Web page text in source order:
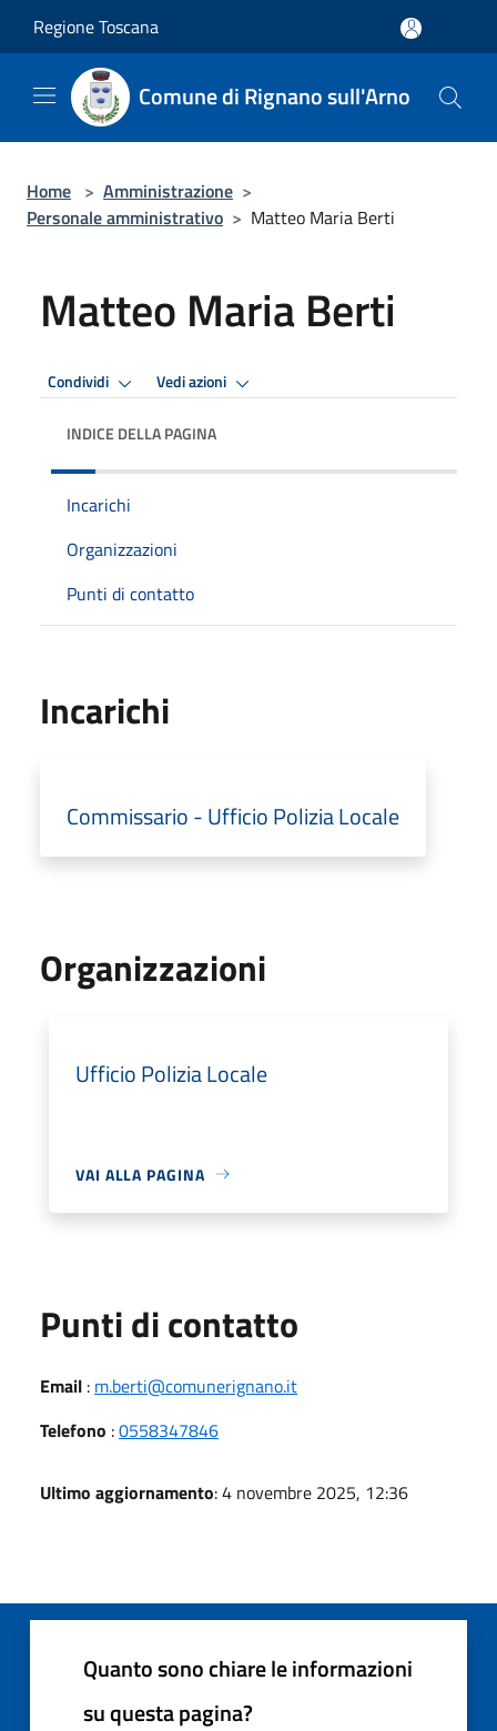
Regione Toscana
Comune di Rignano sull'Arno
Home > Amministrazione >
Personale amministrativo > Matteo Maria Berti
Matteo Maria Berti
Condividi Vedi azioni
INDICE DELLA PAGINA
Incarichi
Organizzazioni
Punti di contatto
Incarichi
Commissario - Ufficio Polizia Locale
Organizzazioni
Ufficio Polizia Locale
VAI ALLA PAGINA
Punti di contatto
Email : m.berti@comunerignano.it
Telefono :0558347846
Ultimo aggiornamento: 4 novembre 2025, 12:36
Quanto sono chiare le informazioni
su questa pagina?